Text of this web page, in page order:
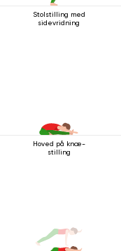
Stolstilling med
sidevridning
Hoved på knæ-
stilling